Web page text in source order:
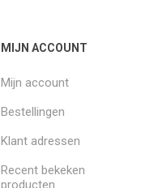
MIJN ACCOUNT
Mijn account
Bestellingen
Klant adressen
Recent bekeken
producten